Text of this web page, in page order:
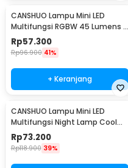
CANSHUO Lampu Mini LED
Multifungsi RGBW 45 Lumens 3
PCS with Remote - YJ-905
Rp57.300
Rp96.900 41%
+ Keranjang
CANSHUO Lampu Mini LED
Multifungsi Night Lamp Cool
White 4.5V 3W 6 PCS - TD001
Rp73.200
Rp118.900 39%